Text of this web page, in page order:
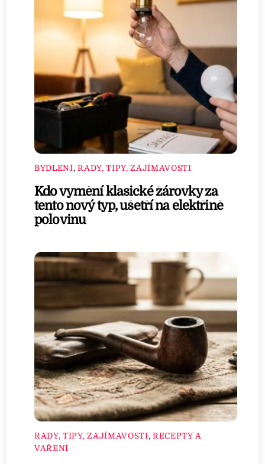
BYDLENÍ,RADY, TIPY, ZAJÍMAVOSTI
Kdo vymění klasické žárovky za
tento nový typ, ušetří na elektřině
polovinu
RADY, TIPY, ZAJÍMAVOSTI, RECEPTY A
VAŘENÍ